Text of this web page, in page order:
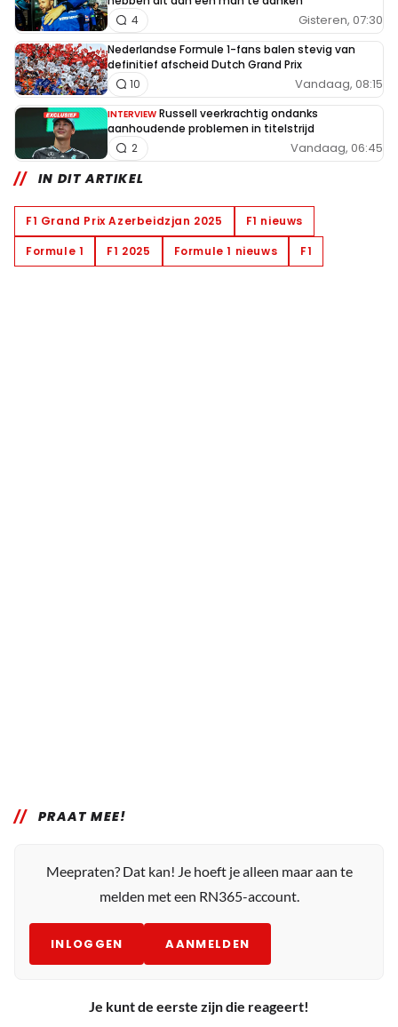
Gisteren, 07:30
4
Nederlandse Formule 1-fans balen stevig van
definitief afscheid Dutch Grand Prix
Vandaag, 08:15
10
INTERVIEW Russell veerkrachtig ondanks
aanhoudende problemen in titelstrijd
Vandaag, 06:45
2
IN DIT ARTIKEL
F1 Grand Prix Azerbeidzjan 2025
F1 nieuws
Formule 1
F1 2025 Formule 1 nieuws F1
PRAAT MEE!
Meepraten? Dat kan! Je hoeft je alleen maar aan te
melden met een RN365-account.
INLOGGEN AANMELDEN
Je kunt de eerste zijn die reageert!